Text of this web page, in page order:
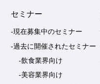
セミナー
-現在募集中のセミナー
-過去に開催されたセミナー
-飲食業界向け
-美容業界向け